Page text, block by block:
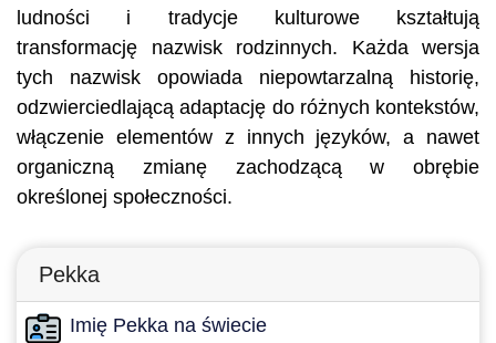
ludności i tradycje kulturowe kształtują
transformację nazwisk rodzinnych. Każda wersja
tych nazwisk opowiada niepowtarzalną historię,
odzwierciedlającą adaptację do różnych kontekstów,
włączenie elementów z innych języków, a nawet
organiczną zmianę zachodzącą w obrębie
określonej społeczności.
Pekka
Imię Pekka na świecie